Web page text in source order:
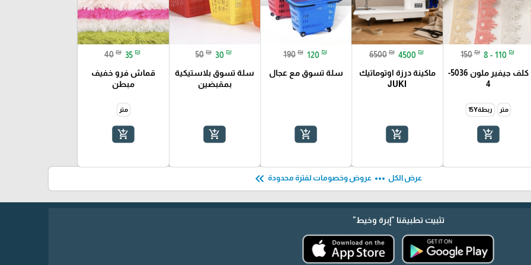
150 ₪ 8 - 110 ₪
كلف جيفير ملون 5036-
4
متر ربطة15Y
add_shopping_cart
6500 ₪ 4500 ₪
ماكينة درزة اوتوماتيك
JUKI
add_shopping_cart
190 ₪ 120 ₪
سلة تسوق مع عجال
add_shopping_cart
50 ₪ 30 ₪
سلة تسوق بلاستيكية
بمقبضين
add_shopping_cart
40 ₪ 35 ₪
قماش فرو خفيف
مبطن
متر
add_shopping_cart
عرض الكل more_horiz عروض وخصومات لفترة محدودة keyboard_double_arrow_left
تثبيت تطبيقنا "إبرة وخيط"